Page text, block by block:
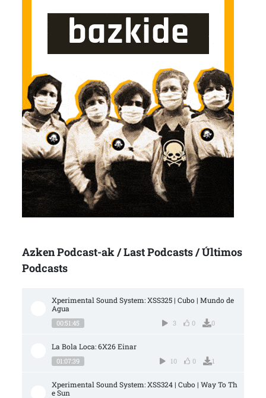
Azken Podcast-ak / Last Podcasts / Últimos
Podcasts
Xperimental Sound System: XSS325 | Cubo | Mundo de
Agua
00:51:45 3 0 0
La Bola Loca: 6X26 Einar
01:07:39 10 0 1
Xperimental Sound System: XSS324 | Cubo | Way To Th
e Sun